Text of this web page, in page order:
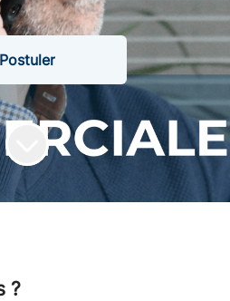
Postuler
?